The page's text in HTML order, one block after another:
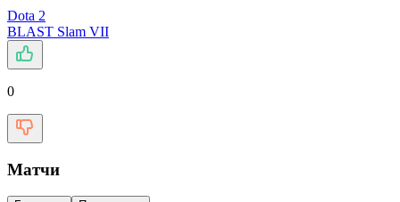
Dota 2
BLAST Slam VII
0
Матчи